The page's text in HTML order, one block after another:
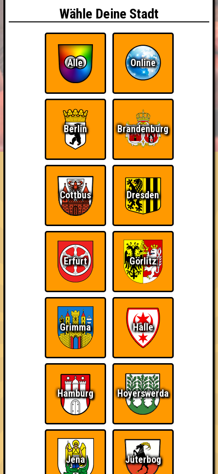
HIGHSCORE RESERVIERUNG
FAQ ÜBER UNS
Verrückte Sache hier
Errungenschaften
Kleiner Hinweis: bei uns sind Teams, die in einem Stechen
verlieren, trotzdem auf dem 1. Platz - den haben sie sich
schließlich verdient! Entsprechend gibt es für diese auch
Errungenschaften für den 1. Platz.
Schon wieder zum
Wiederzehn macht
Quizveteran
Wir sind immer bei
Nerven aus Stahl
The Amount of
Teilnahmen is too
damn high
Wähle Deine Stadt
Alle Online
Berlin Brandenburg
Cottbus Dresden
Erfurt Görlitz
Grimma Halle
Hamburg Hoyerswerda
Jena Jüterbog